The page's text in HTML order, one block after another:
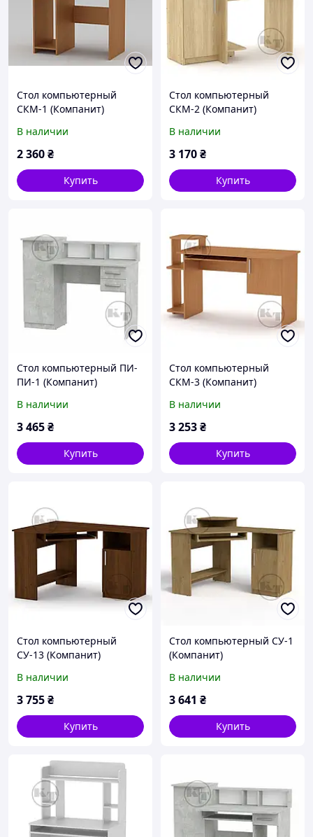
Стол компьютерный
СКМ-1 (Компанит)
В наличии
2 360₴
Купить
Стол компьютерный
СКМ-2 (Компанит)
В наличии
3 170₴
Купить
Стол компьютерный ПИ-
ПИ-1 (Компанит)
В наличии
3 465₴
Купить
Стол компьютерный
СКМ-3 (Компанит)
В наличии
3 253₴
Купить
Стол компьютерный
СУ-13 (Компанит)
В наличии
3 755₴
Купить
Стол компьютерный СУ-1
(Компанит)
В наличии
3 641 ₴
Купить